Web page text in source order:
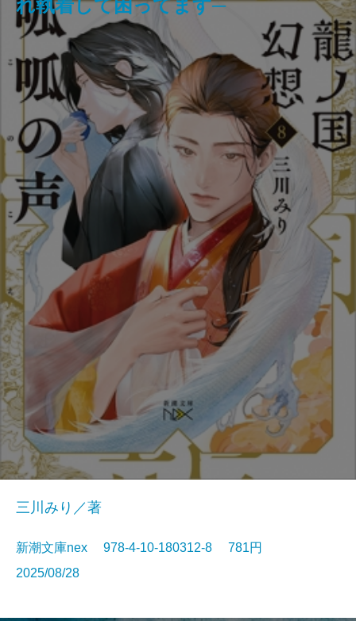
三川みり／著
新潮文庫nex 978-4-10-180312-8 781円
2025/08/28
れ執着して困ってます─